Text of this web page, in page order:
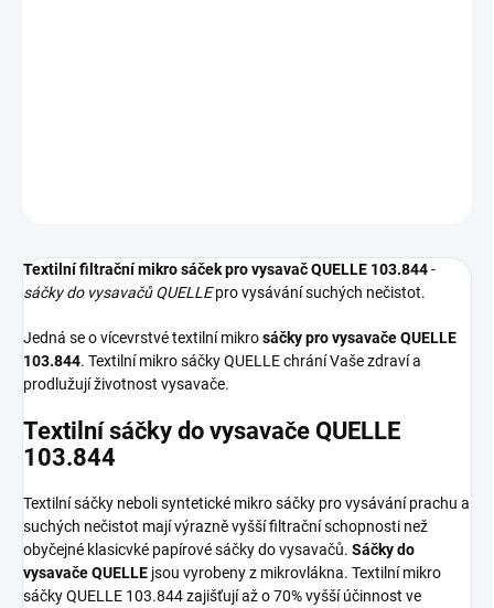
Textilní filtrační mikro sáček pro vysavač QUELLE 103.844-
sáčky do vysavačů QUELLEpro vysávání suchých nečistot.
Jedná se o vícevrstvé textilní mikrosáčky pro vysavače QUELLE
103.844. Textilní mikro sáčky QUELLE chrání Vaše zdraví a
prodlužují životnost vysavače.
Textilní sáčky do vysavače QUELLE
103.844
Textilní sáčky neboli syntetické mikro sáčky pro vysávání prachu a
suchých nečistot mají výrazně vyšší filtrační schopnosti než
obyčejné klasicvké papírové sáčky do vysavačů. Sáčky do
vysavače QUELLE jsou vyrobeny z mikrovlákna. Textilní mikro
sáčky QUELLE 103.844 zajišťují až o 70% vyšší účinnost ve